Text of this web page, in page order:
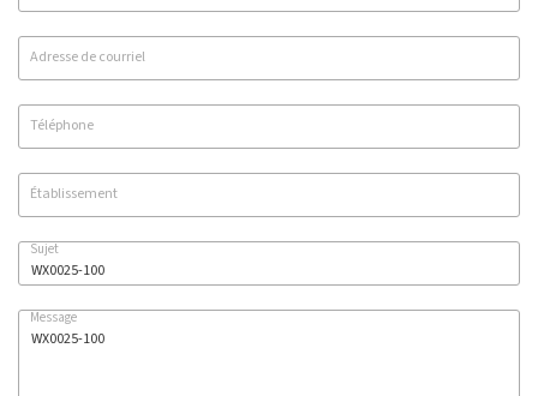
Adresse de courriel
Téléphone
Établissement
Sujet
Message